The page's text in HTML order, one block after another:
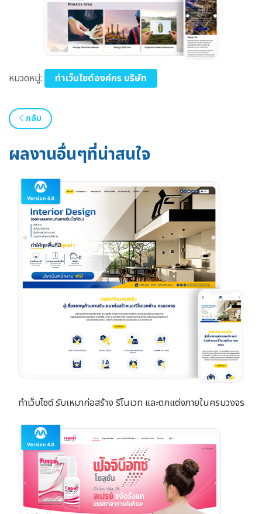
หมวดหมู่: ทำเว็บไซต์องค์กร บริษัท
กลับ
ผลงานอื่นๆที่น่าสนใจ
ทำเว็บไซต์ รับเหมาก่อสร้าง รีโนเวท และตกแต่งภายในครบวงจร